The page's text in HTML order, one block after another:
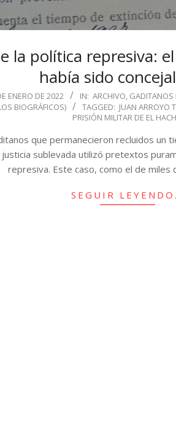
la política represiva:
había sido
ENERO DE 2022 IN: ARCHIVO, GADITANOS
BIOGRÁFICOS)
TAGGED: JUAN ARROYO
PRISIÓN MILITAR DE EL
que permanecieron recluidos un
sublevada utilizó pretextos
represiva. Este caso, como el de miles
SEGUIR